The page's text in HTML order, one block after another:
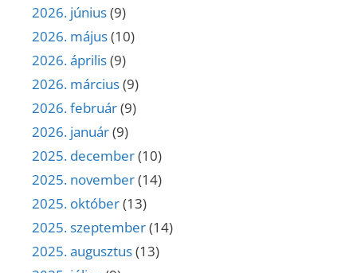
2026. június(9)
2026. május(10)
2026. április(9)
2026. március(9)
2026. február(9)
2026. január(9)
2025. december(10)
2025. november(14)
2025. október(13)
2025. szeptember(14)
2025. augusztus(13)